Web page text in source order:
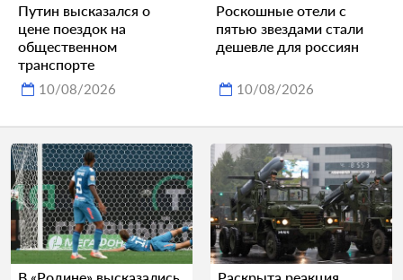
Путин высказался о
цене поездок на
общественном
транспорте
10/08/2026
Роскошные отели с
пятью звездами стали
дешевле для россиян
10/08/2026